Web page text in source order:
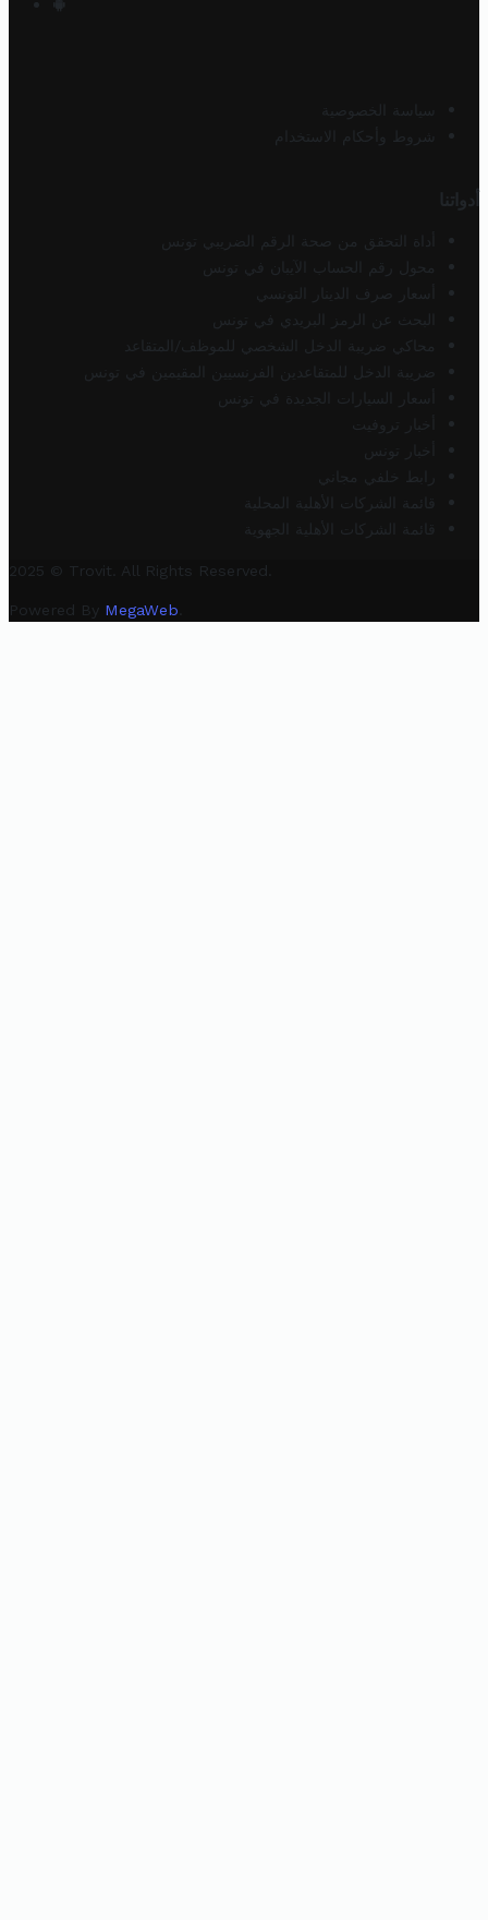
سياسة الخصوصية
شروط وأحكام الاستخدام
أدواتنا
أداة التحقق من صحة الرقم الضريبي تونس
محول رقم الحساب الآيبان في تونس
أسعار صرف الدينار التونسي
البحث عن الرمز البريدي في تونس
محاكي ضريبة الدخل الشخصي للموظف/المتقاعد
ضريبة الدخل للمتقاعدين الفرنسيين المقيمين في تونس
أسعار السيارات الجديدة في تونس
أخبار تروفيت
أخبار تونس
رابط خلفي مجاني
قائمة الشركات الأهلية المحلية
قائمة الشركات الأهلية الجهوية
2025 © Trovit. All Rights Reserved.
Powered By MegaWeb